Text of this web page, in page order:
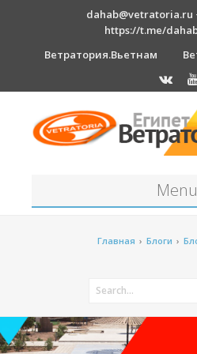
dahab@vetratoria.ru
https://t.me/
Ветратория.Вьетнам
Menu
Как к нам
Главная › Блоги ›